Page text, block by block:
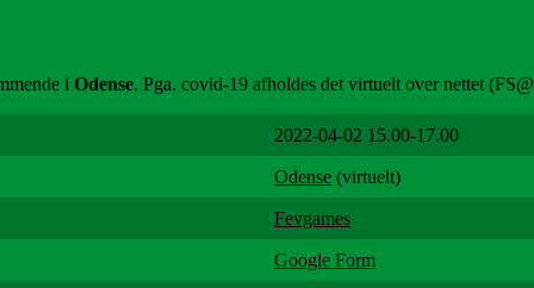
i Odense. Pga. covid-19 afholdes det virtuelt over nettet
2022-04-02 15.00-17.00
Odense (virtuelt)
Fevgames
Google Form